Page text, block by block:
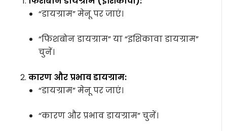
“डायग्राम” मेनू पर जाएं।
“फिशबोन डायग्राम” या “इशिकावा डायग्राम”
चुनें।
कारण और प्रभाव डायग्राम:
“डायग्राम” मेनू पर जाएं।
“कारण और प्रभाव डायग्राम” चुनें।